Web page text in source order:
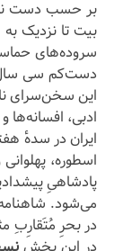
سروده‌های
دست‌کم سی سال
این سخن‌سرای
ادبی، افسانه‌ها
ایران در سدهٔ
اسطوره،
پادشاهیِ
می‌شود.
در بحرِ